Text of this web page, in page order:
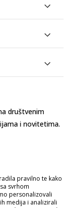
društvenim
i novitetima.
pravilno te kako
svrhom
personalizovali
medija i analizirali